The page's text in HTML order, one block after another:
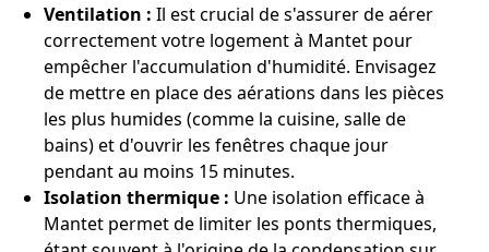
Ventilation : Il est crucial de s'assurer de aérer
correctement votre logement à Mantet pour
empêcher l'accumulation d'humidité. Envisagez
de mettre en place des aérations dans les pièces
les plus humides (comme la cuisine, salle de
bains) et d'ouvrir les fenêtres chaque jour
pendant au moins 15 minutes.
Isolation thermique : Une isolation efficace à
Mantet permet de limiter les ponts thermiques,